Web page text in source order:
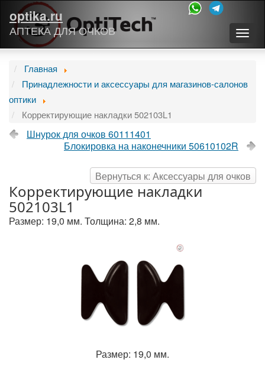
optika.ru
АПТЕКА ДЛЯ ОЧКОВ
Главная
Принадлежности и аксессуары для магазинов-салонов
оптики
Корректирующие накладки 502103L1
Шнурок для очков 60111401
Блокировка на наконечники 50610102R
Вернуться к: Аксессуары для очков
Корректирующие накладки
502103L1
Размер: 19,0 мм. Толщина: 2,8 мм.
Размер: 19,0 мм.